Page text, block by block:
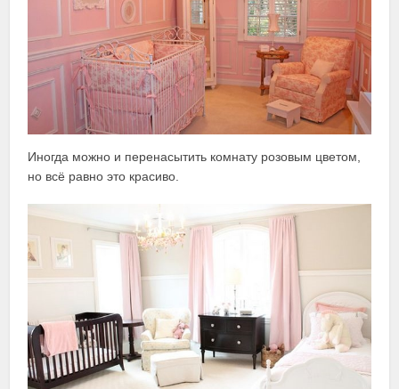
Иногда можно и перенасытить комнату розовым цветом,
но всё равно это красиво.